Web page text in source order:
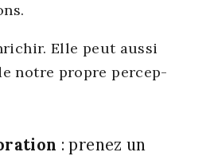
Elle peut aus­si
notre propre per­cep­
: pre­nez un